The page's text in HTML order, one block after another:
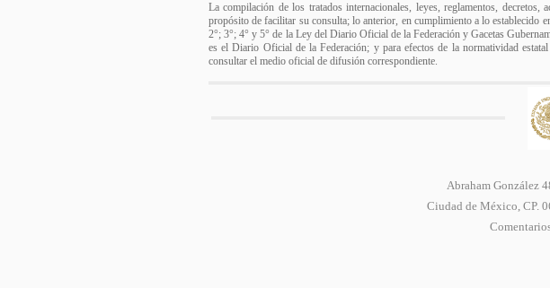
La compilación de los tratados internacionales, leyes, reglamentos,
propósito de facilitar su consulta; lo anterior, en cumplimiento a lo
2°; 3°; 4° y 5° de la Ley del Diario Oficial de la Federación y Gacetas
es el Diario Oficial de la Federación; y para efectos de la normatividad
consultar el medio oficial de difusión correspondiente.
Abraham González
Ciudad de México, CP.